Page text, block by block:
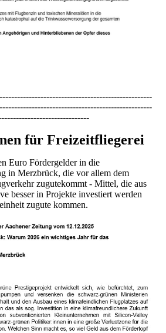
für Freizeitfliegerei
Euro Fördergelder in die
in Merzbrück, die vor allem dem
zugutekommt - Mittel, die aus
besser in Projekte investiert werden
zugute kommen.